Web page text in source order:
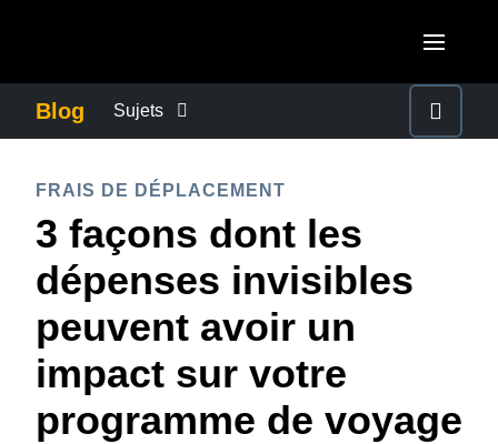
Canada (Français)
México (Español)
Brasil (Português)
United Kingdom (English)
France (Français)
Deutschland (Deutsch)
Italia (Italiano)
Nederlands (English)
ASIA PACIFIC
Australia (English)
India (English)
日本（日本語)
Singapore (English)
Blog Sujets
CONTINUITÉ DES AFFAIRES
CONTRÔLE DES COÛTS DE L’ENTREPRISE
CROISSANCE ET OPTIMISATION
DÉVELOPPEMENT DURABLE
FRAIS DE DÉPLACEMENT
3 façons dont les
dépenses invisibles
peuvent avoir un
impact sur votre
programme de voyage